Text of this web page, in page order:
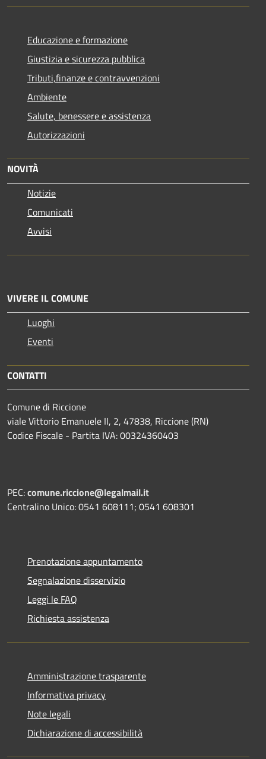
Educazione e formazione
Giustizia e sicurezza pubblica
Tributi,finanze e contravvenzioni
Ambiente
Salute, benessere e assistenza
Autorizzazioni
NOVITÀ
Notizie
Comunicati
Avvisi
VIVERE IL COMUNE
Luoghi
Eventi
CONTATTI
Comune di Riccione
viale Vittorio Emanuele II, 2, 47838, Riccione (RN)
Codice Fiscale - Partita IVA: 00324360403
PEC:comune.riccione@legalmail.it
Centralino Unico: 0541 608111; 0541 608301
Prenotazione appuntamento
Segnalazione disservizio
Leggi le FAQ
Richiesta assistenza
Amministrazione trasparente
Informativa privacy
Note legali
Dichiarazione di accessibilità